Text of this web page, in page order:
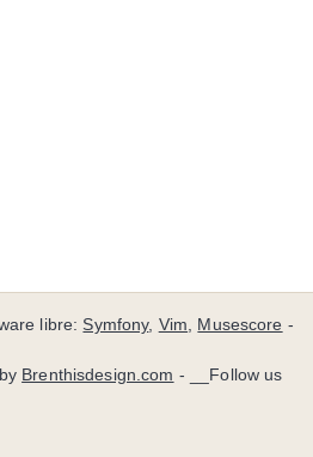
libre:Symfony, Vim, Musescore -
Brenthisdesign.com - __Follow us